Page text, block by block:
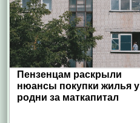
Пензенцам раскрыли
нюансы покупки жилья у
родни за маткапитал